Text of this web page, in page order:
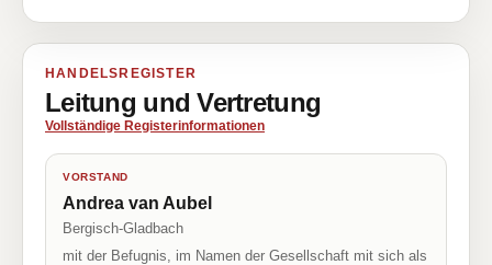
HANDELSREGISTER
Leitung und Vertretung
Vollständige Registerinformationen
VORSTAND
Andrea van Aubel
Bergisch-Gladbach
mit der Befugnis, im Namen der Gesellschaft mit sich als